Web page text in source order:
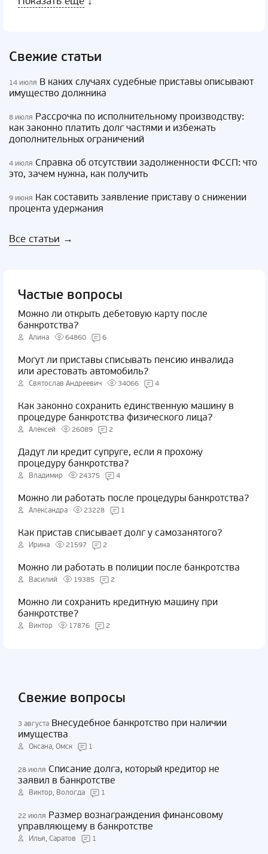
Свежие статьи
14 июля В каких случаях судебные приставы описывают
имущество должника
8 июля Рассрочка по исполнительному производству:
как законно платить долг частями и избежать
дополнительных ограничений
4 июля Справка об отсутствии задолженности ФССП: что
это, зачем нужна, как получить
9 июня Как составить заявление приставу о снижении
процента удержания
Все статьи →
Частые вопросы
Можно ли открыть дебетовую карту после
банкротства?
Алина 64860 6
Могут ли приставы списывать пенсию инвалида
или арестовать автомобиль?
Святослав Андреевич 34066 4
Как законно сохранить единственную машину в
процедуре банкротства физического лица?
Алексей 26089 2
Дадут ли кредит супруге, если я прохожу
процедуру банкротства?
Владимир 24375 4
Можно ли работать после процедуры банкротства?
Александра 23228 1
Как пристав списывает долг у самозанятого?
Ирина 21597 2
Можно ли работать в полиции после банкротства
Василий 19385 2
Можно ли сохранить кредитную машину при
банкротстве?
Виктор 17876 2
Свежие вопросы
3 августа Внесудебное банкротство при наличии
имущества
Оксана, Омск 1
28 июля Списание долга, который кредитор не
заявил в банкротстве
Виктор, Вологда 1
22 июля Размер вознаграждения финансовому
управляющему в банкротстве
Илья, Саратов 1